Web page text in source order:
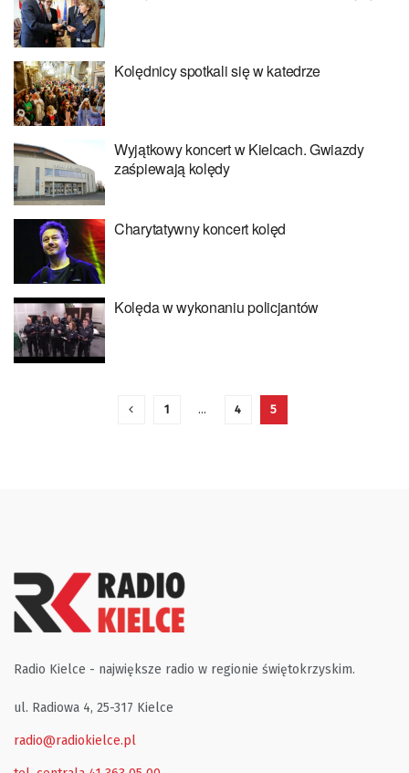
Kolędnicy spotkali się w katedrze
Wyjątkowy koncert w Kielcach. Gwiazdy
zaśpiewają kolędy
Charytatywny koncert kolęd
Kolęda w wykonaniu policjantów
1 … 4 5
Radio Kielce - największe radio w regionie świętokrzyskim.
ul. Radiowa 4, 25-317 Kielce
radio@radiokielce.pl